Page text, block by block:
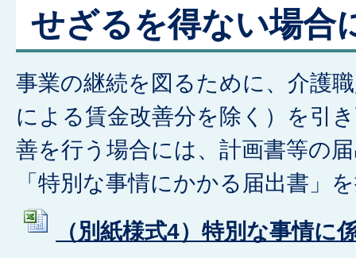
せざるを得ない場合
事業の継続を図るために、介護
による賃金改善分を除く）を引
善を行う場合には、計画書等の
「特別な事情にかかる届出書」
（別紙様式4）特別な事情に